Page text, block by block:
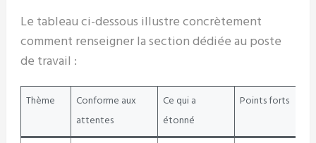
Le tableau ci-dessous illustre concrètement
comment renseigner la section dédiée au poste
de travail :
Thème
Conforme aux
attentes
Ce qui a
étonné
Points forts